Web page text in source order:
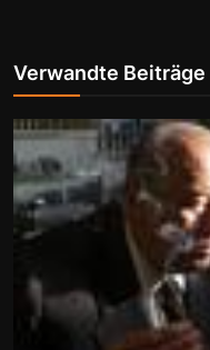
Verwandte Beiträge